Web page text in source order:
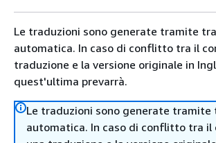
Le traduzioni sono generate tramite
automatica. In caso di conflitto tra il
traduzione e la versione originale in
quest'ultima prevarrà.
Le traduzioni sono generate tramite
automatica. In caso di conflitto tra il